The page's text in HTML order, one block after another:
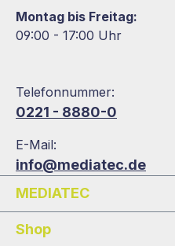
Montag bis Freitag:
09:00 - 17:00 Uhr
Telefonnummer:
0221 - 8880-0
E-Mail:
info@mediatec.de
MEDIATEC
Shop